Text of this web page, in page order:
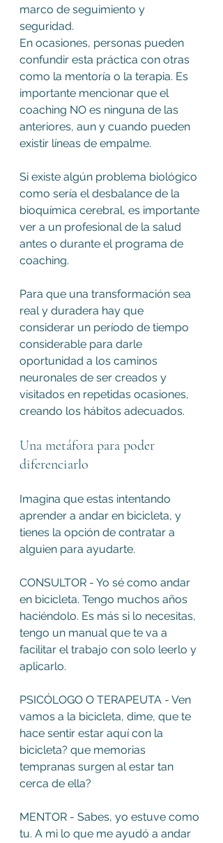
marco de seguimiento y
seguridad.
En ocasiones, personas pueden
confundir esta práctica con otras
como la mentoría o la terapia. Es
importante mencionar que el
coaching NO es ninguna de las
anteriores, aun y cuando pueden
existir líneas de empalme.
Si existe algún problema biológico
como sería el desbalance de la
bioquímica cerebral, es importante
ver a un profesional de la salud
antes o durante el programa de
coaching.
Para que una transformación sea
real y duradera hay que
considerar un período de tiempo
considerable para darle
oportunidad a los caminos
neuronales de ser creados y
visitados en repetidas ocasiones,
creando los hábitos adecuados.
Una metáfora para poder
diferenciarlo
Imagina que estas intentando
aprender a andar en bicicleta, y
tienes la opción de contratar a
alguien para ayudarte.
CONSULTOR - Yo sé como andar
en bicicleta. Tengo muchos años
haciéndolo. Es más si lo necesitas,
tengo un manual que te va a
facilitar el trabajo con solo leerlo y
aplicarlo.
PSICÓLOGO O TERAPEUTA - Ven
vamos a la bicicleta, dime, que te
hace sentir estar aquí con la
bicicleta? que memorias
tempranas surgen al estar tan
cerca de ella?
MENTOR - Sabes, yo estuve como
tu. A mi lo que me ayudó a andar